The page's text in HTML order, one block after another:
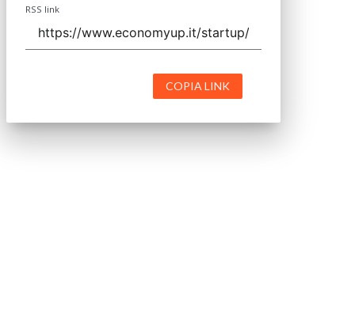
RSS link
COPIA LINK